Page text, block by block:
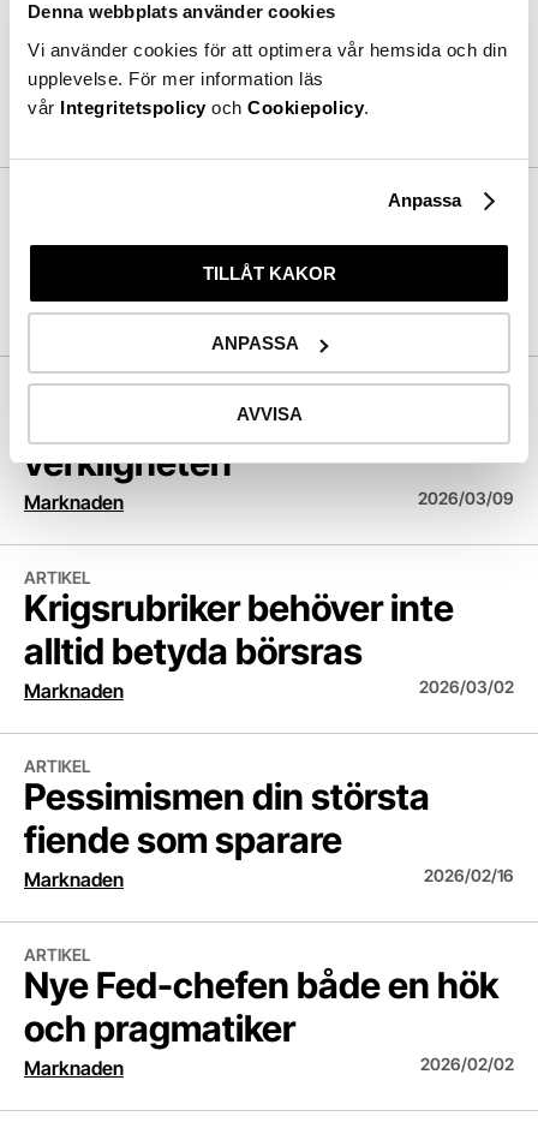
Denna webbplats använder cookies
Vi använder cookies för att optimera vår hemsida och din
upplevelse. För mer information läs
vår Integritetspolicy och Cookiepolicy.
Anpassa
TILLÅT KAKOR
ANPASSA
AVVISA
ARTIKEL
Osäkerhet präglar
börshumöret
Marknaden
ny identitet
Marknaden 2026/03/16
ARTIKEL
Kursrörelserna är värre än
verkligheten
Marknaden 2026/03/09
ARTIKEL
Krigsrubriker behöver inte
alltid betyda börsras
Marknaden 2026/03/02
ARTIKEL
Pessimismen din största
fiende som sparare
Marknaden 2026/02/16
ARTIKEL
Nye Fed-chefen både en hök
och pragmatiker
Marknaden 2026/02/02